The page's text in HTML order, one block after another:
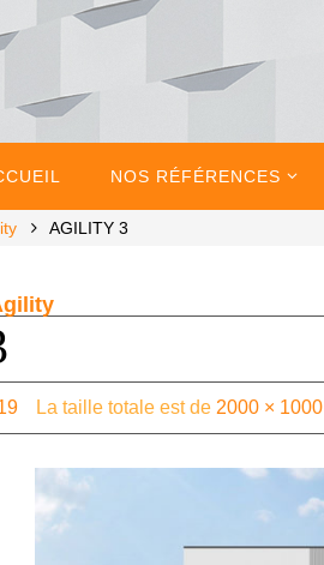
NOS RÉFÉRENCES
AGILITY 3
La taille totale est de 2000 × 1000